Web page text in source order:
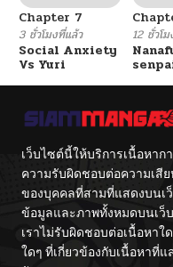
Chapter 7
3 ชั่วโมงที่แล้ว
Social Anxiety
Vs Yuri
12 ชั่วโ
เว็บไซต์นี้ให้บริการเนื้อหา
ความรับผิดชอบต่อความเสี
ของบุคคลที่สามที่แสดงบนเ
ข้อมูลและภาพทั้งหมดบนเว็
เราไม่รับผิดชอบต่อเนื้อหา
ใดๆ ที่เกี่ยวข้องกับเนื้อหาที่